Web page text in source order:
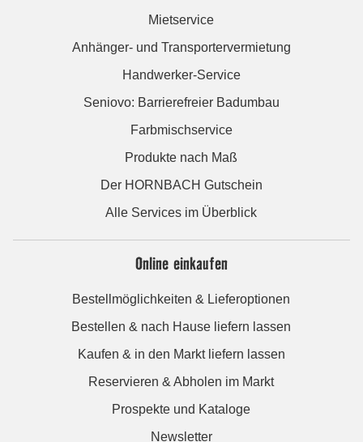
Mietservice
Anhänger- und Transportervermietung
Handwerker-Service
Seniovo: Barrierefreier Badumbau
Farbmischservice
Produkte nach Maß
Der HORNBACH Gutschein
Alle Services im Überblick
Online einkaufen
Bestellmöglichkeiten & Lieferoptionen
Bestellen & nach Hause liefern lassen
Kaufen & in den Markt liefern lassen
Reservieren & Abholen im Markt
Prospekte und Kataloge
Newsletter